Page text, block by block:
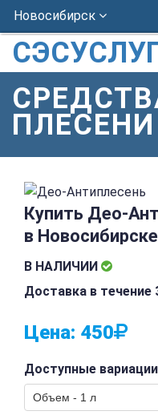
Новосибирск
ПЛЕСЕНИ
Купить Део-
в Новосибирске
В НАЛИЧИИ
Доставка в течение
Цена: 450
Доступные